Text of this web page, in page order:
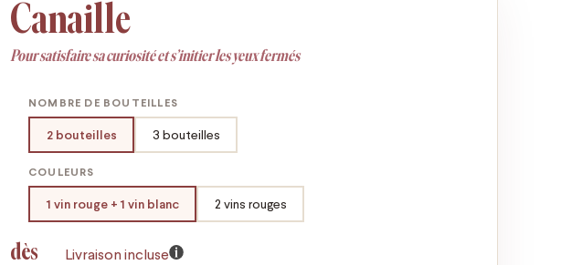
Canaille
Pour satisfaire sa curiosité et s’initier les yeux fermés
NOMBRE DE BOUTEILLES
2 bouteilles 3 bouteilles
COULEURS
1 vin rouge + 1 vin blanc 2 vins rouges
dès
Livraison incluse